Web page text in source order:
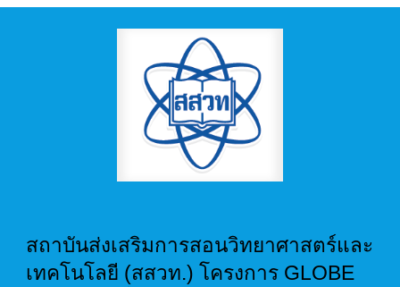
สถาบันส่งเสริมการสอนวิทยาศาสตร์และ
เทคโนโลยี (สสวท.) โครงการ GLOBE